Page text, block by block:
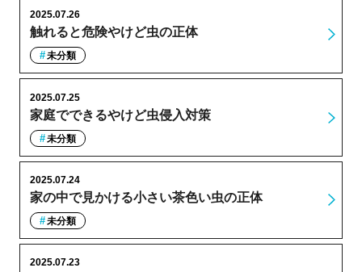
触れると危険やけど虫の正体
2025.07.26
未分類
家庭でできるやけど虫侵入対策
2025.07.25
未分類
家の中で見かける小さい茶色い虫の正体
2025.07.24
未分類
2025.07.23